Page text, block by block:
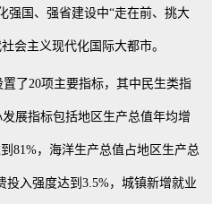
强国、强省建设中“走在前、挑大
会主义现代化国际大都市。
置了20项主要指标，其中民生类指
展指标包括地区生产总值年均增
81%，海洋生产总值占地区生产总
投入强度达到3.5%，城镇新增就业